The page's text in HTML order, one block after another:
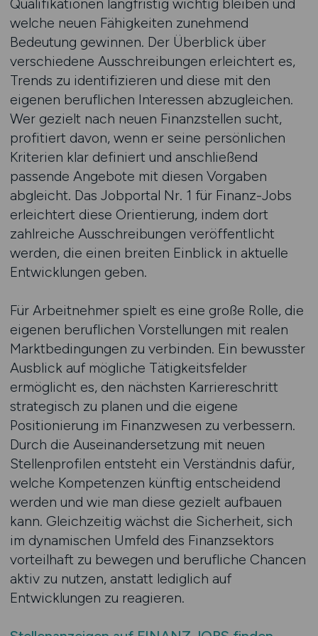
Qualifikationen langfristig wichtig bleiben und
welche neuen Fähigkeiten zunehmend
Bedeutung gewinnen. Der Überblick über
verschiedene Ausschreibungen erleichtert es,
Trends zu identifizieren und diese mit den
eigenen beruflichen Interessen abzugleichen.
Wer gezielt nach neuen Finanzstellen sucht,
profitiert davon, wenn er seine persönlichen
Kriterien klar definiert und anschließend
passende Angebote mit diesen Vorgaben
abgleicht. Das Jobportal Nr. 1 für Finanz-Jobs
erleichtert diese Orientierung, indem dort
zahlreiche Ausschreibungen veröffentlicht
werden, die einen breiten Einblick in aktuelle
Entwicklungen geben.
Für Arbeitnehmer spielt es eine große Rolle, die
eigenen beruflichen Vorstellungen mit realen
Marktbedingungen zu verbinden. Ein bewusster
Ausblick auf mögliche Tätigkeitsfelder
ermöglicht es, den nächsten Karriereschritt
strategisch zu planen und die eigene
Positionierung im Finanzwesen zu verbessern.
Durch die Auseinandersetzung mit neuen
Stellenprofilen entsteht ein Verständnis dafür,
welche Kompetenzen künftig entscheidend
werden und wie man diese gezielt aufbauen
kann. Gleichzeitig wächst die Sicherheit, sich
im dynamischen Umfeld des Finanzsektors
vorteilhaft zu bewegen und berufliche Chancen
aktiv zu nutzen, anstatt lediglich auf
Entwicklungen zu reagieren.